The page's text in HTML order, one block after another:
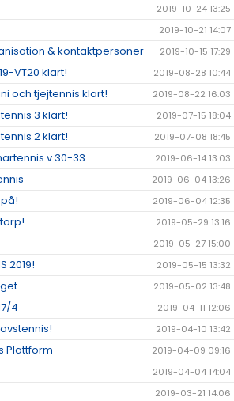
2019-10-24 13:25
2019-10-21 14:07
& kontaktpersoner 2019-10-15 17:29
VT20 klart! 2019-08-28 10:44
och tjejtennis klart! 2019-08-22 16:03
3 klart! 2019-07-15 18:04
2 klart! 2019-07-08 18:45
v.30-33 2019-06-14 13:03
2019-06-04 13:26
2019-06-04 12:35
2019-05-29 13:16
2019-05-27 15:00
2019! 2019-05-15 13:32
2019-05-02 13:48
4 2019-04-11 12:06
2019-04-10 13:42
Plattform 2019-04-09 09:16
2019-04-04 14:04
2019-03-21 14:06